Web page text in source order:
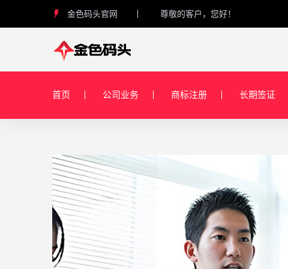
金色码头官网 尊敬的客户，您好！
首页 公司业务 商标注册 长期签证